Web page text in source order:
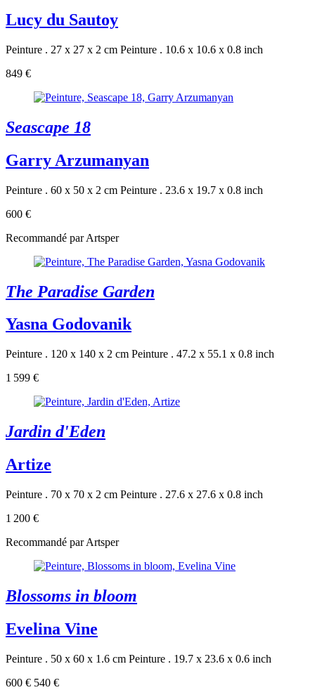
Lucy du Sautoy
Peinture . 27 x 27 x 2 cm Peinture . 10.6 x 10.6 x 0.8 inch
849 €
Seascape 18
Garry Arzumanyan
Peinture . 60 x 50 x 2 cm Peinture . 23.6 x 19.7 x 0.8 inch
600 €
Recommandé par Artsper
The Paradise Garden
Yasna Godovanik
Peinture . 120 x 140 x 2 cm Peinture . 47.2 x 55.1 x 0.8 inch
1 599 €
Jardin d'Eden
Artize
Peinture . 70 x 70 x 2 cm Peinture . 27.6 x 27.6 x 0.8 inch
1 200 €
Recommandé par Artsper
Blossoms in bloom
Evelina Vine
Peinture . 50 x 60 x 1.6 cm Peinture . 19.7 x 23.6 x 0.6 inch
600 € 540 €